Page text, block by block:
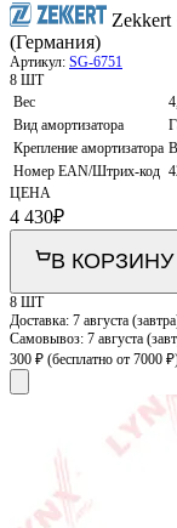
Zekkert
(Германия)
Артикул: SG-6751
8 ШТ
Вес
Вид амортизатора
Крепление амортизатора
Номер EAN/Штрих-код
ЦЕНА
4 430₽
В КОРЗИНУ
8 ШТ
Доставка: 7 августа
Самовывоз: 7 августа
300 ₽ (бесплатно от 7000